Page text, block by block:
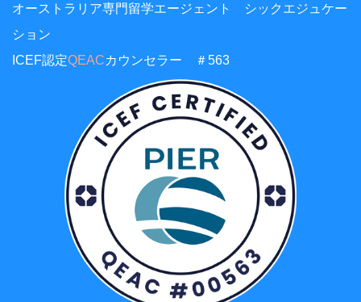
オーストラリア専門留学エージェント シックエジュケー
ション
ICEF認定QEACカウンセラー ＃563